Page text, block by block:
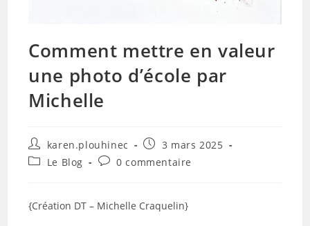
Comment mettre en valeur
une photo d’école par
Michelle
Auteur/autrice
de
la
karen.plouhinec
Publication
publiée :
3 mars 2025
PostLe Blog
Commentaires
publication :
0 commentaire
{Création DT – Michelle Craquelin}